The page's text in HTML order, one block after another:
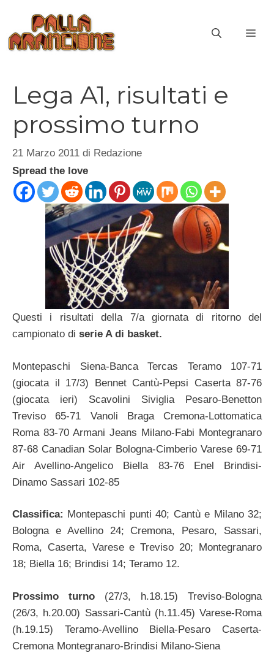
contenuto
Lega A1, risultati e
prossimo turno
21 Marzo 2011 di Redazione
Spread the love
Questi i risultati della 7/a giornata di ritorno del
campionato di serie A di basket.
Montepaschi Siena-Banca Tercas Teramo 107-71
(giocata il 17/3) Bennet Cantù-Pepsi Caserta 87-76
(giocata ieri) Scavolini Siviglia Pesaro-Benetton
Treviso 65-71 Vanoli Braga Cremona-Lottomatica
Roma 83-70 Armani Jeans Milano-Fabi Montegranaro
87-68 Canadian Solar Bologna-Cimberio Varese 69-71
Air Avellino-Angelico Biella 83-76 Enel Brindisi-
Dinamo Sassari 102-85
Classifica: Montepaschi punti 40; Cantù e Milano 32;
Bologna e Avellino 24; Cremona, Pesaro, Sassari,
Roma, Caserta, Varese e Treviso 20; Montegranaro
18; Biella 16; Brindisi 14; Teramo 12.
Prossimo turno (27/3, h.18.15) Treviso-Bologna
(26/3, h.20.00) Sassari-Cantù (h.11.45) Varese-Roma
(h.19.15) Teramo-Avellino Biella-Pesaro Caserta-
Cremona Montegranaro-Brindisi Milano-Siena